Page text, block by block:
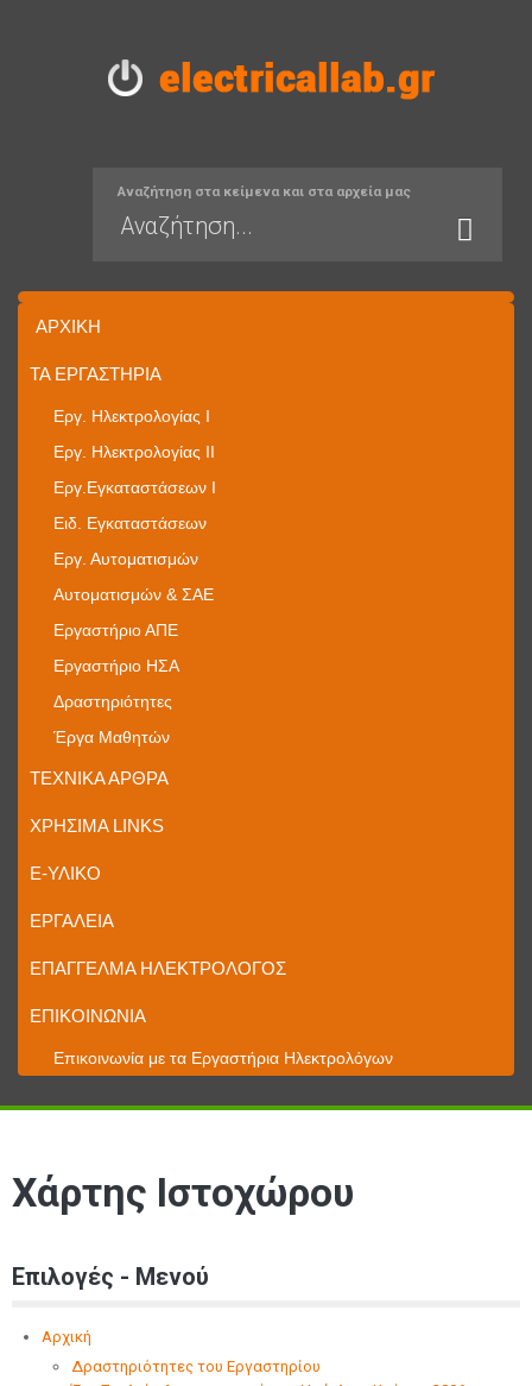
Αναζήτηση στα κείμενα και στα αρχεία μας
ΑΡΧΙΚΉ
ΤΑ ΕΡΓΑΣΤΉΡΙΑ
Εργ. Ηλεκτρολογίας I
Εργ. Ηλεκτρολογίας II
Εργ.Εγκαταστάσεων Ι
Ειδ. Εγκαταστάσεων
Εργ. Αυτοματισμών
Αυτοματισμών & ΣΑΕ
Εργαστήριο ΑΠΕ
Εργαστήριο ΗΣΑ
Δραστηριότητες
Έργα Μαθητών
ΤΕΧΝΙΚΆ ΆΡΘΡΑ
ΧΡΉΣΙΜΑ LINKS
E-ΥΛΙΚΌ
ΕΡΓΑΛΕΊΑ
ΕΠΆΓΓΕΛΜΑ ΗΛΕΚΤΡΟΛΌΓΟΣ
ΕΠΙΚΟΙΝΩΝΊΑ
Επικοινωνία με τα Εργαστήρια Ηλεκτρολόγων
Χάρτης Ιστοχώρου
Επιλογές - Μενού
Αρχική
Δραστηριότητες του Εργαστηρίου